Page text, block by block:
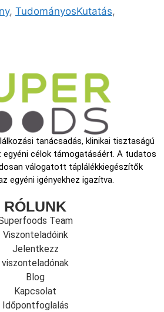
, TudományosKutatás,
tanácsadás, klinikai tisztaságú
célok támogatásáért. A tudatos
válogatott táplálékkiegészítők
egyéni igényekhez igazítva.
RÓLUNK
Team
Viszonteladóink
Jelentkezz
viszonteladónak
Blog
Kapcsolat
Időpontfoglalás